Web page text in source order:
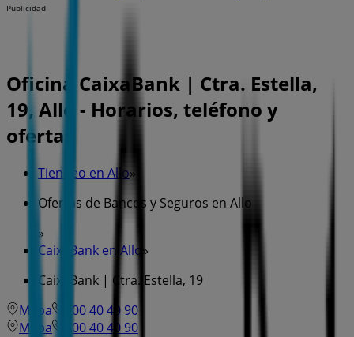
Publicidad
Oficina CaixaBank | Ctra. Estella,
19, Allo - Horarios, teléfono y
ofertas
Tiendeo en Allo»
Ofertas de Bancos y Seguros en Allo
»
CaixaBank en Allo »
CaixaBank | Ctra. Estella, 19
Mapa
600 40 40 90
Mapa
600 40 40 90